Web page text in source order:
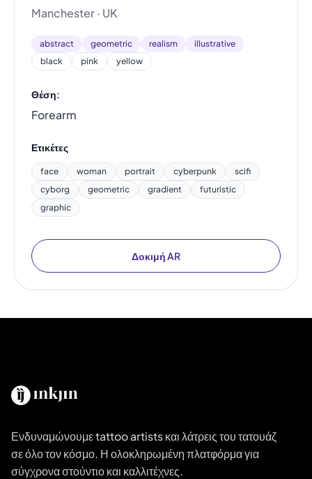
Manchester · UK
abstract geometric realism
illustrative
black
pink yellow
Θέση:
Forearm
Ετικέτες
face woman portrait cyberpunk
scifi
cyborg
geometric gradient
futuristic
graphic
Δοκιμή AR
Ενδυναμώνουμε tattoo artists και λάτρεις του τατουάζ
σε όλο τον κόσμο. Η ολοκληρωμένη πλατφόρμα για
σύγχρονα στούντιο και καλλιτέχνες.